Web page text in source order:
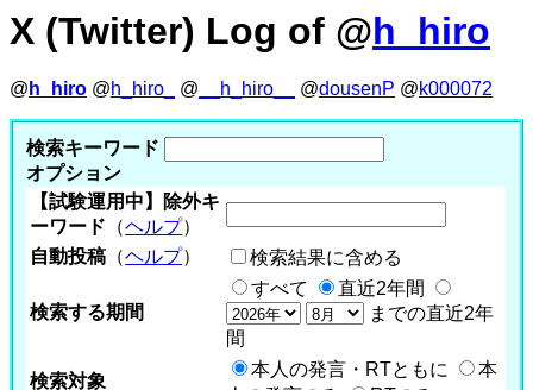
X (Twitter) Log of @h_hiro
@ h_hiro @h_hiro_ @ __h_hiro__ @dousenP @k000072
検索キーワード
オプション
【試験運用中】除外キ
ーワード （ヘルプ）
自動投稿 （ヘルプ） 検索結果に含める
検索する期間
すべて
直近2年間
までの直近2年
間
検索対象
本人の発言・RTともに
本